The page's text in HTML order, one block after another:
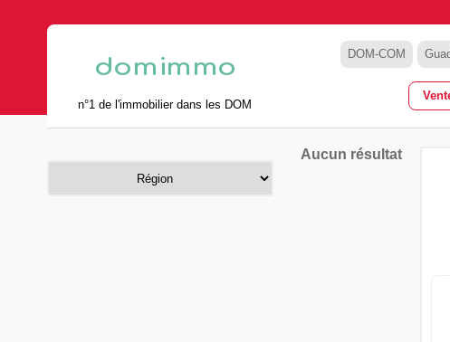
n°1 de l'immobilier dans les DOM
DOM-COM
Aucun résultat